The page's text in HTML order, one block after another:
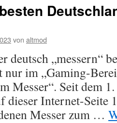
von altmod
deutsch „messern“
im „Gaming-
Messer“. Seit dem
Internet-Seite
Messer zum …